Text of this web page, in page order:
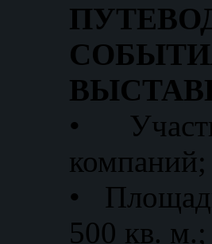
•
компаний;
•
500 кв. м.;